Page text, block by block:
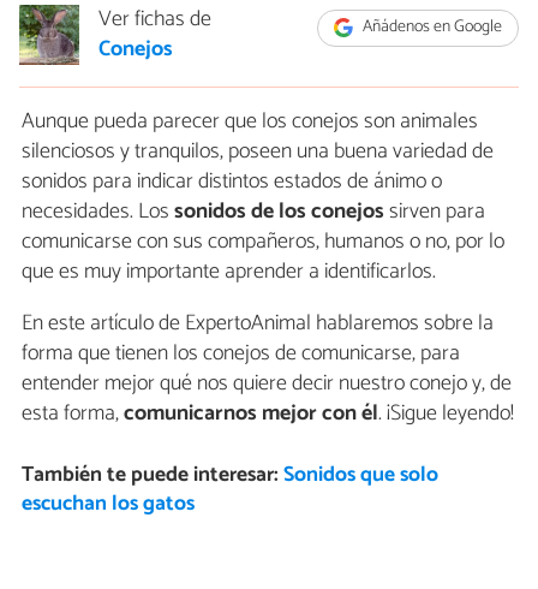
Añádenos en Google
Ver fichas de
Conejos
Aunque pueda parecer que los conejos son animales
silenciosos y tranquilos, poseen una buena variedad de
sonidos para indicar distintos estados de ánimo o
necesidades. Lossonidos de los conejossirven para
comunicarse con sus compañeros, humanos o no, por lo
que es muy importante aprender a identificarlos.
En este artículo de ExpertoAnimal hablaremos sobre la
forma que tienen los conejos de comunicarse, para
entender mejor qué nos quiere decir nuestro conejo y, de
esta forma,comunicarnos mejor con él. ¡Sigue leyendo!
También te puede interesar:Sonidos que solo
escuchan los gatos